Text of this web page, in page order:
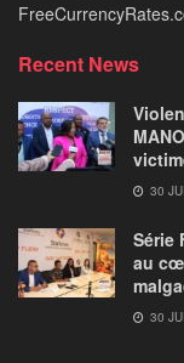
Recent News
30
Série
au
30